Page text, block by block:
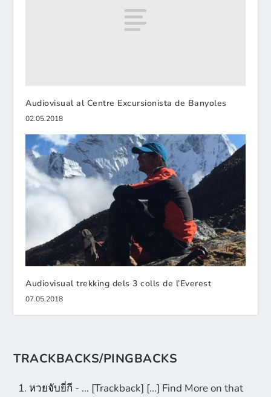
Audiovisual al Centre Excursionista de Banyoles
02.05.2018
Audiovisual trekking dels 3 colls de l’Everest
07.05.2018
TRACKBACKS/PINGBACKS
หวยจับยี่กี - ... [Trackback] [...] Find More on that